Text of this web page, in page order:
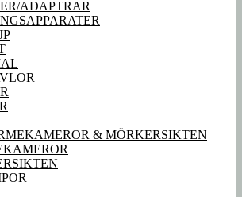
ADAPTRAR
& MÖRKERSIKTEN